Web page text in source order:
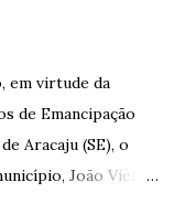
em virtude da
de Emancipação
Aracaju (SE), o
João Vieira